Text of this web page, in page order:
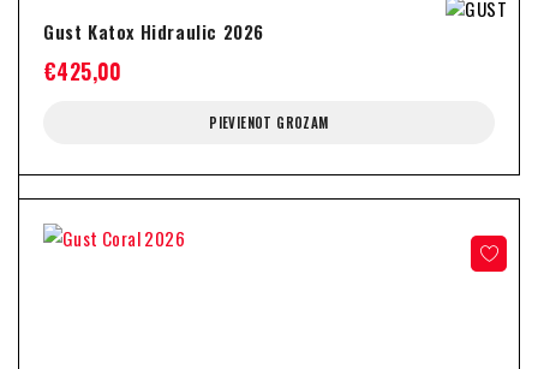
Gust Katox Hidraulic 2026
€425,00
PIEVIENOT GROZAM